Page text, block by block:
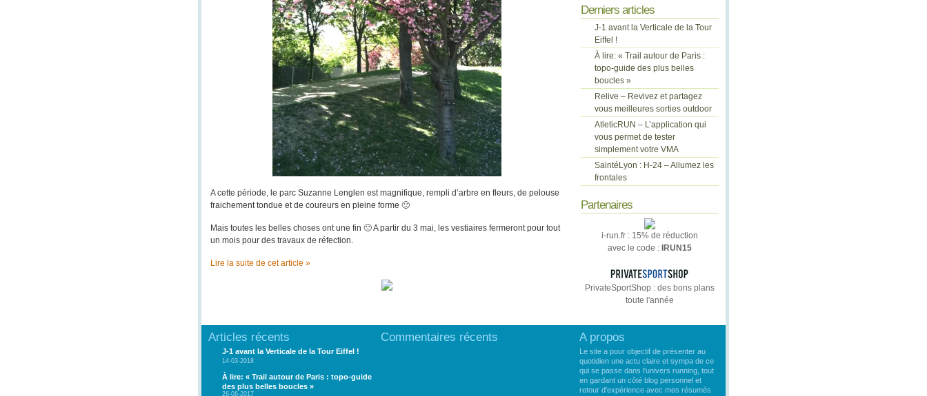
A cette période, le parc Suzanne Lenglen est magnifique, rempli d’arbre en fleurs, de pelouse
fraichement tondue et de coureurs en pleine forme 🙂
Mais toutes les belles choses ont une fin 🙁 A partir du 3 mai, les vestiaires fermeront pour tout
un mois pour des travaux de réfection.
Lire la suite de cet article »
Derniers articles
J-1 avant la Verticale de la Tour
Eiffel !
À lire: « Trail autour de Paris :
topo-guide des plus belles
boucles »
Relive – Revivez et partagez
vous meilleures sorties outdoor
AtleticRUN – L’application qui
vous permet de tester
simplement votre VMA
SaintéLyon : H-24 – Allumez les
frontales
Partenaires
i-run.fr : 15% de réduction
avec le code : IRUN15
PrivateSportShop : des bons plans
toute l'année
Articles récents
J-1 avant la Verticale de la Tour Eiffel !
14-03-2018
À lire: « Trail autour de Paris : topo-guide
des plus belles boucles »
26-06-2017
Commentaires récents A propos
Le site a pour objectif de présenter au
quotidien une actu claire et sympa de ce
qui se passe dans l'univers running, tout
en gardant un côté blog personnel et
retour d'expérience avec mes résumés